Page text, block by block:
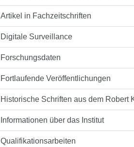
Artikel in Fachzeitschriften
Digitale Surveillance
Forschungsdaten
Fortlaufende Veröffentlichungen
Historische Schriften aus dem Robert
Informationen über das Institut
Qualifikationsarbeiten